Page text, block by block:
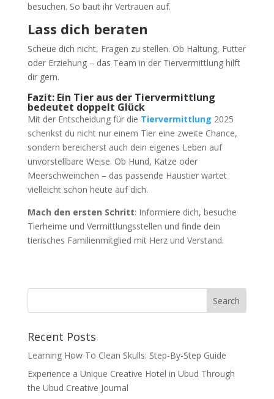
besuchen. So baut ihr Vertrauen auf.
Lass dich beraten
Scheue dich nicht, Fragen zu stellen. Ob Haltung, Futter
oder Erziehung – das Team in der Tiervermittlung hilft
dir gern.
Fazit: Ein Tier aus der Tiervermittlung
bedeutet doppelt Glück
Mit der Entscheidung für die Tiervermittlung 2025
schenkst du nicht nur einem Tier eine zweite Chance,
sondern bereicherst auch dein eigenes Leben auf
unvorstellbare Weise. Ob Hund, Katze oder
Meerschweinchen – das passende Haustier wartet
vielleicht schon heute auf dich.
Mach den ersten Schritt: Informiere dich, besuche
Tierheime und Vermittlungsstellen und finde dein
tierisches Familienmitglied mit Herz und Verstand.
Recent Posts
Learning How To Clean Skulls: Step-By-Step Guide
Experience a Unique Creative Hotel in Ubud Through
the Ubud Creative Journal